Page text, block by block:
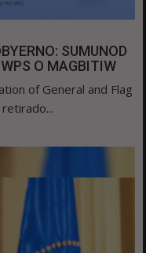
SUMUNOD
O MAGBITIW
of General and Flag